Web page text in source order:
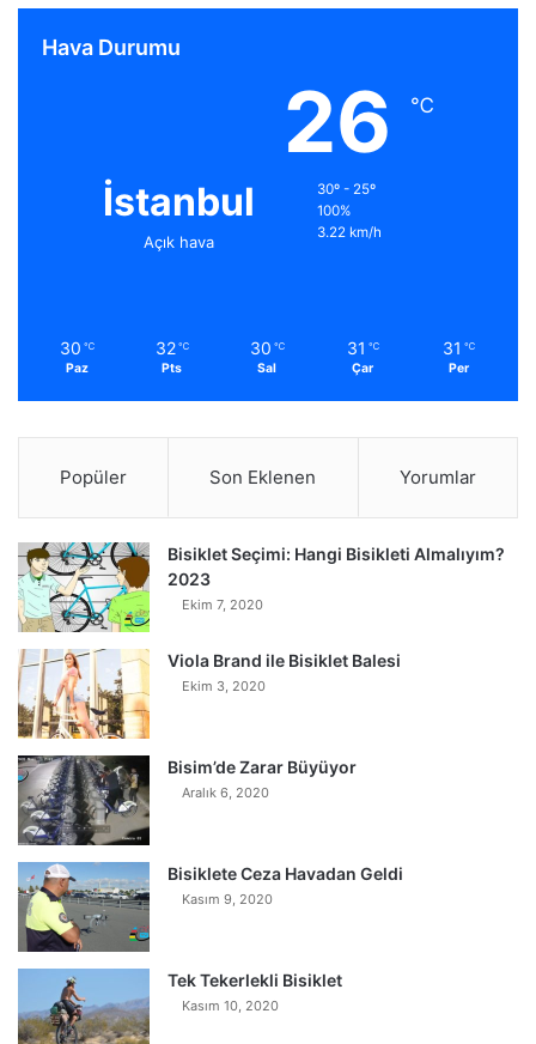
Hava Durumu
İstanbul
Açık hava
26 ℃
30º - 25º
100%
3.22 km/h
30 ℃
Paz
32 ℃
Pts
30 ℃
Sal
31 ℃
Çar
31 ℃
Per
Popüler Son Eklenen Yorumlar
Bisiklet Seçimi: Hangi Bisikleti Almalıyım?
2023
Ekim 7, 2020
Viola Brand ile Bisiklet Balesi
Ekim 3, 2020
Bisim’de Zarar Büyüyor
Aralık 6, 2020
Bisiklete Ceza Havadan Geldi
Kasım 9, 2020
Tek Tekerlekli Bisiklet
Kasım 10, 2020